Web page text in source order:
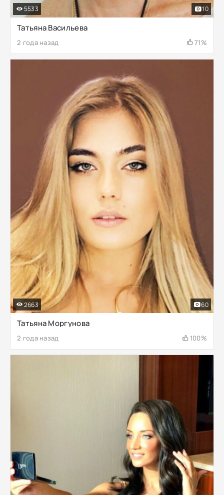
Татьяна Васильева
2 года назад 71%
5533 10
Татьяна Моргунова
2 года назад 100%
2663 60